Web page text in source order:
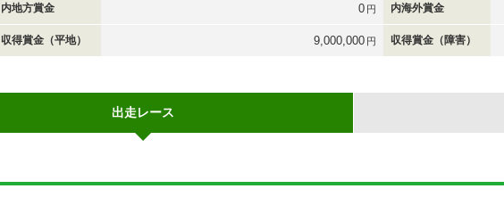
内地方賞金 0 円 内海外賞金
収得賞金（平地） 9,000,000 円 収得賞金（障害）
出走レース